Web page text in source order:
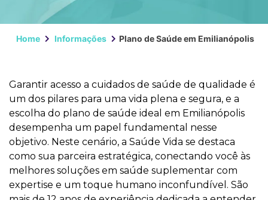
Home Informações Plano de Saúde em Emilianópolis
Garantir acesso a cuidados de saúde de qualidade é
um dos pilares para uma vida plena e segura, e a
escolha do plano de saúde ideal em Emilianópolis
desempenha um papel fundamental nesse
objetivo. Neste cenário, a Saúde Vida se destaca
como sua parceira estratégica, conectando você às
melhores soluções em saúde suplementar com
expertise e um toque humano inconfundível. São